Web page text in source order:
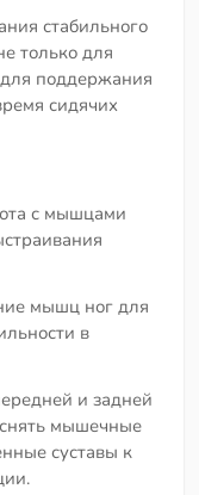
стабильного
только для
поддержания
сидячих
с мышцами
мышц ног для
в
и задней
мышечные
суставы к